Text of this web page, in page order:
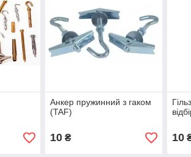
Анкер пружинний з гаком
(TAF)
10₴ 10